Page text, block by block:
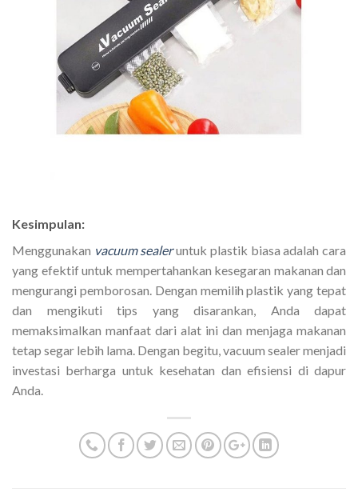
Kesimpulan:
Menggunakan vacuum sealeruntuk plastik biasa adalah cara
yang efektif untuk mempertahankan kesegaran makanan dan
mengurangi pemborosan. Dengan memilih plastik yang tepat
dan mengikuti tips yang disarankan, Anda dapat
memaksimalkan manfaat dari alat ini dan menjaga makanan
tetap segar lebih lama. Dengan begitu, vacuum sealer menjadi
investasi berharga untuk kesehatan dan efisiensi di dapur
Anda.